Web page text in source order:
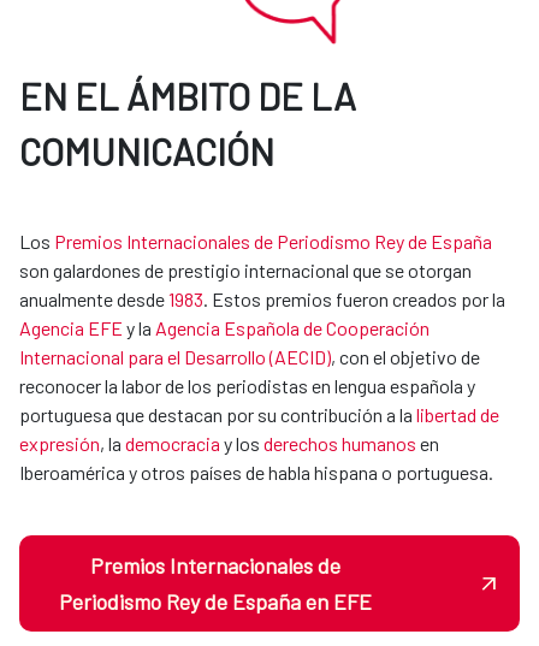
EN EL ÁMBITO DE LA
COMUNICACIÓN
Los Premios Internacionales de Periodismo Rey de España
son galardones de prestigio internacional que se otorgan
anualmente desde1983. Estos premios fueron creados por la
Agencia EFE y la Agencia Española de Cooperación
Internacional para el Desarrollo (AECID), con el objetivo de
reconocer la labor de los periodistas en lengua española y
portuguesa que destacan por su contribución a la libertad de
expresión, la democracia y los derechos humanos en
Iberoamérica y otros países de habla hispana o portuguesa.
Premios Internacionales de
Periodismo Rey de España en EFE